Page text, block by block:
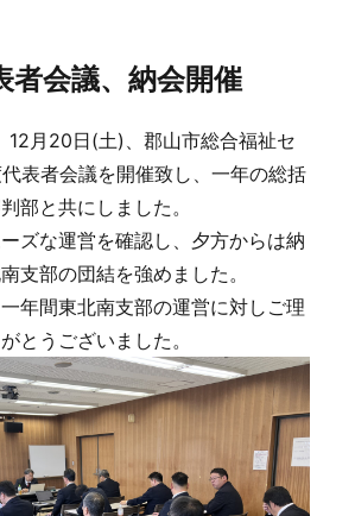
者会議、納会開催
12月20日(土)、郡山市総合福祉セ
表者会議を開催致し、一年の総括
部と共にしました。
ズな運営を確認し、夕方からは納
支部の団結を強めました。
年間東北南支部の運営に対しご理
とうございました。